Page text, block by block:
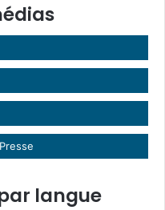
langue